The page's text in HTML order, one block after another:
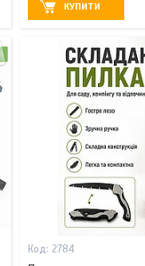
КУПИТИ
2784